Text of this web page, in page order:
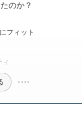
のか？
フィット